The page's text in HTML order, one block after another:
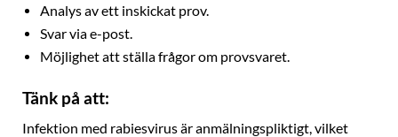
Analys av ett inskickat prov.
Svar via e-post.
Möjlighet att ställa frågor om provsvaret.
Tänk på att:
Infektion med rabiesvirus är anmälningspliktigt, vilket